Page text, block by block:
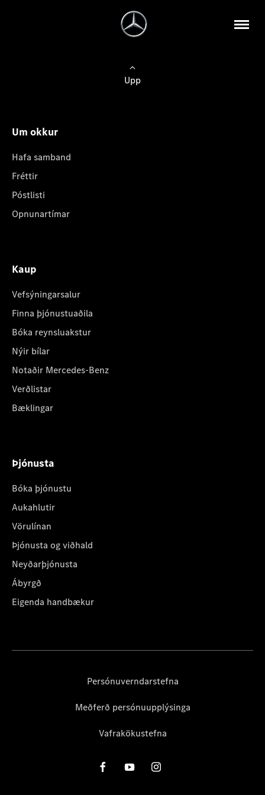
Upp
Um okkur
Hafa samband
Fréttir
Póstlisti
Opnunartímar
Kaup
Vefsýningarsalur
Finna þjónustuaðila
Bóka reynsluakstur
Nýir bílar
Notaðir Mercedes-Benz
Verðlistar
Bæklingar
Þjónusta
Bóka þjónustu
Aukahlutir
Vörulínan
Þjónusta og viðhald
Neyðarþjónusta
Ábyrgð
Eigenda handbækur
Persónuverndarstefna
Meðferð persónuupplýsinga
Vafrakökustefna